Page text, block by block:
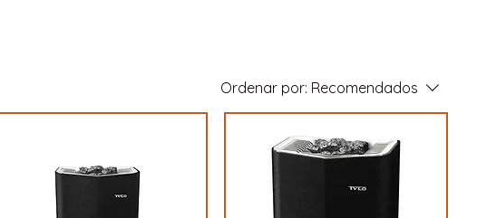
Ordenar por: Recomendados